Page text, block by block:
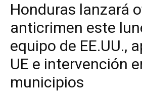
Honduras lanzará
anticrimen este
equipo de EE.UU.,
UE e intervención
municipios